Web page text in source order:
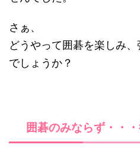
さぁ、
どうやって囲碁を楽しみ
でしょうか？
囲碁のみならず・・